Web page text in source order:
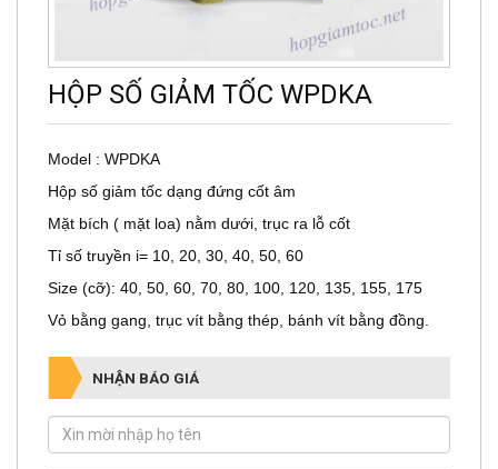
HỘP SỐ GIẢM TỐC WPDKA
Model : WPDKA
Hộp số giảm tốc dạng đứng cốt âm
Mặt bích ( mặt loa) nằm dưới, trục ra lỗ cốt
Tỉ số truyền i= 10, 20, 30, 40, 50, 60
Size (cỡ): 40, 50, 60, 70, 80, 100, 120, 135, 155, 175
Vỏ bằng gang, trục vít bằng thép, bánh vít bằng đồng.
NHẬN BÁO GIÁ